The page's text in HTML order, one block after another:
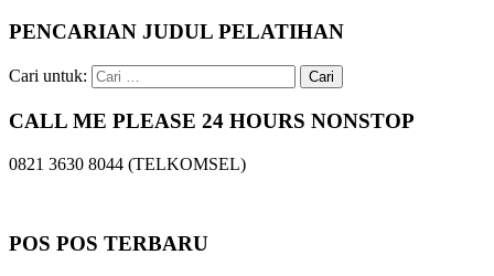
PENCARIAN JUDUL PELATIHAN
Cari untuk:
CALL ME PLEASE 24 HOURS NONSTOP
0821 3630 8044 (TELKOMSEL)
POS POS TERBARU